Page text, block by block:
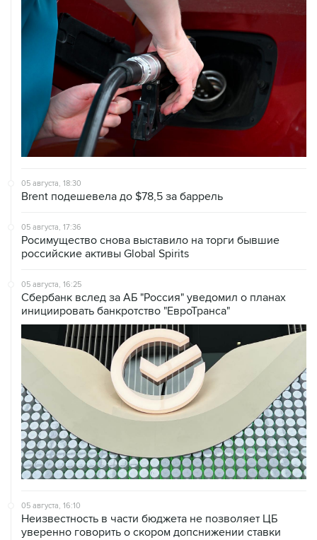
05 августа, 18:30
Brent подешевела до $78,5 за баррель
05 августа, 17:36
Росимущество снова выставило на торги бывшие
российские активы Global Spirits
05 августа, 16:25
Сбербанк вслед за АБ "Россия" уведомил о планах
инициировать банкротство "ЕвроТранса"
05 августа, 16:10
Неизвестность в части бюджета не позволяет ЦБ
уверенно говорить о скором допснижении ставки